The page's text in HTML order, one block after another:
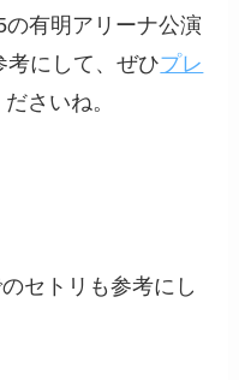
有明アリーナ公演
考にして、ぜひプレ
さいね。
セトリも参考にし